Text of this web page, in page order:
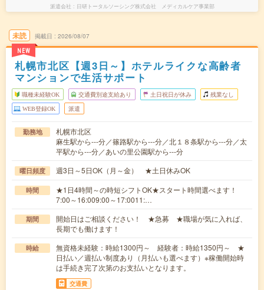
派遣会社 日研トータルソーシング株式会社 メディカルケア事業部
未読
NEW
掲載日 2026/08/07
札幌市北区【週3日～】ホテルライクな高齢者
マンションで生活サポート
職種未経験OK 交通費別途支給あり 土日祝日が休み 残業なし
WEB登録OK 派遣
勤務地
札幌市北区
麻生駅から---分／篠路駅から---分／北１８条駅から---分／太
平駅から---分／あいの里公園駅から---分
曜日頻度 週3日～5日OK（月～金） ★土日休みOK
時間
★1日4時間～の時短シフトOK★スタート時間選べます！
7:00～16:009:00～17:0011:…
期間
開始日はご相談ください！ ★急募 ★職場が気に入れば、
長期でも働けます！
時給
無資格未経験：時給1300円～ 経験者：時給1350円～ ★
日払い／週払い制度あり（月払いも選べます）※稼働開始時
は手続き完了次第のお支払いとなります。
交通費